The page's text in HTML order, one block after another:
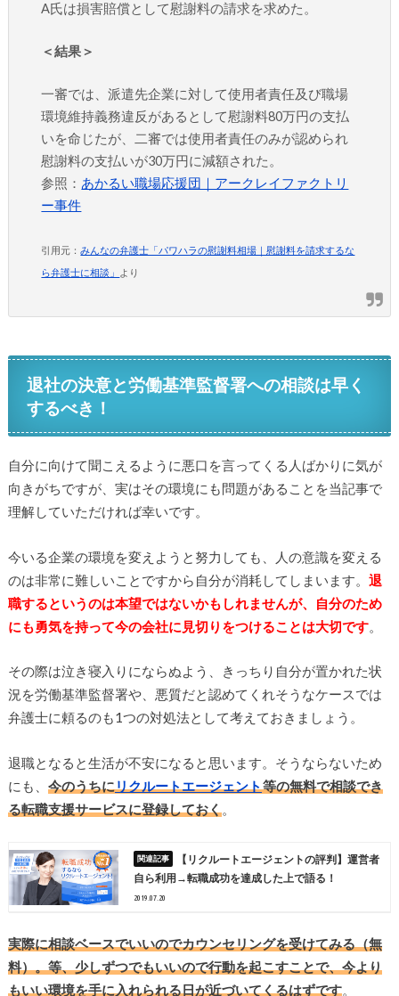
A氏は損害賠償として慰謝料の請求を求めた。
＜結果＞
一審では、派遣先企業に対して使用者責任及び職場
環境維持義務違反があるとして慰謝料80万円の支払
いを命じたが、二審では使用者責任のみが認められ
慰謝料の支払いが30万円に減額された。
参照： あかるい職場応援団｜アークレイファクトリ
ー事件
引用元：みんなの弁護士「パワハラの慰謝料相場｜慰謝料を請求するな
ら弁護士に相談」
より
退社の決意と労働基準監督署への相談は早く
するべき！
自分に向けて聞こえるように悪口を言ってくる人ばかりに気が
向きがちですが、実はその環境にも問題があることを当記事で
理解していただければ幸いです。
今いる企業の環境を変えようと努力しても、人の意識を変える
のは非常に難しいことですから自分が消耗してしまいます。 退
職するというのは本望ではないかもしれませんが、自分のため
にも勇気を持って今の会社に見切りをつけることは大切です。
その際は泣き寝入りにならぬよう、きっちり自分が置かれた状
況を労働基準監督署や、悪質だと認めてくれそうなケースでは
弁護士に頼るのも1つの対処法として考えておきましょう。
退職となると生活が不安になると思います。そうならないため
にも、 今のうちにリクルートエージェント等の無料で相談でき
る転職支援サービスに登録しておく。
【リクルートエージェントの評判】運営者
自ら利用→転職成功を達成した上で語る！
2019.07.20
実際に相談ベースでいいのでカウンセリングを受けてみる（無
料）。等、少しずつでもいいので行動を起こすことで、今より
もいい環境を手に入れられる日が近づいてくるはずです。